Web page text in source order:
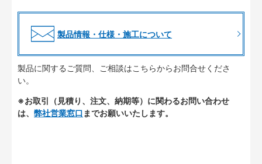
製品情報・仕様・施工について
製品に関するご質問、ご相談はこちらからお問合せくださ
い。
※お取引（見積り、注文、納期等）に関わるお問い合わせ
は、 弊社営業窓口 までお願いいたします。